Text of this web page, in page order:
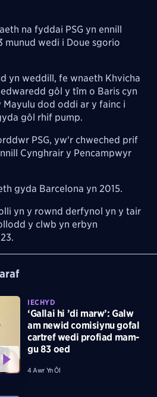
na fyddai PSG yn ennill
munud wedi i Doue sgorio
yn weddill, fe wnaeth Khvicha
gôl y tîm o Baris cyn
Mayulu dod oddi ar y fainc i
gôl rhif pump.
PSG, yw'r chweched prif
Cynghrair y Pencampwyr
gyda Barcelona yn 2015.
yn y rownd derfynol yn y tair
y clwb yn erbyn
IECHYD
‘Gallai hi ’di marw’: Galw
am newid comisiynu gofal
cartref wedi profiad mam-
gu 83 oed
4 Awr Yn Ôl